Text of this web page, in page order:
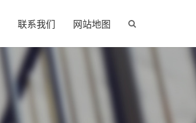
联系我们 网站地图